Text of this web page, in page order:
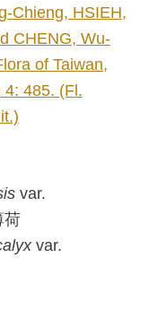
Chieng, HSIEH,
CHENG, Wu-
of Taiwan,
4: 485. (Fl.
var.
荷
var.